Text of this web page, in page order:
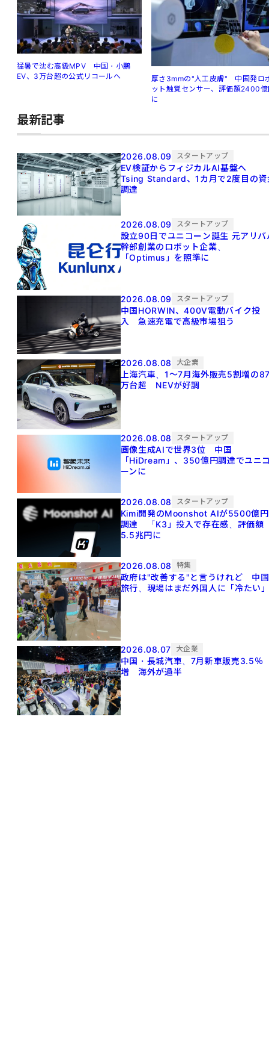
猛暑で沈む高級MPV 中国・小鵬
EV、3万台超の公式リコールへ
厚さ3mmの"人工皮膚" 中国発ロ
ット触覚センサー、評価額2400
に
最新記事
2026.08.09 スタートアップ
EV検証からフィジカルAI基盤へ
Tsing Standard、1カ月で2度目の資
調達
2026.08.09 スタートアップ
設立90日でユニコーン誕生 元アリババ
幹部創業のロボット企業、
「Optimus」を照準に
2026.08.09 スタートアップ
中国HORWIN、400V電動バイク投
入 急速充電で高級市場狙う
2026.08.08 大企業
上海汽車、1～7月海外販売5割増の
万台超 NEVが好調
2026.08.08 スタートアップ
画像生成AIで世界3位 中国
「HiDream」、350億円調達でユニ
ーンに
2026.08.08 スタートアップ
Kimi開発のMoonshot AIが5500億円
調達 「K3」投入で存在感、評価額
5.5兆円に
2026.08.08 特集
政府は"改善する"と言うけれど 中国
旅行、現場はまだ外国人に「冷たい
2026.08.07 大企業
中国・長城汽車、7月新車販売3.5％
増 海外が過半